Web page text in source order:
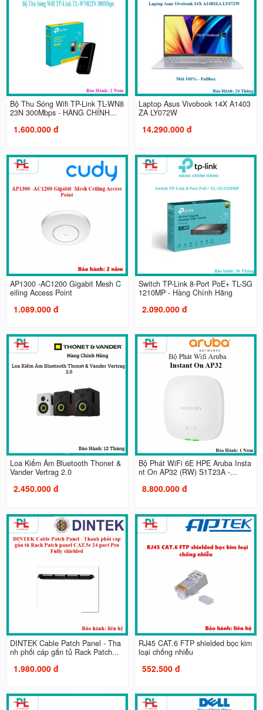
Bộ Thu Sóng Wifi TP-Link TL-WN8
23N 300Mbps - HÀNG CHÍNH...
1.600.000 đ
Laptop Asus Vivobook 14X A1403
ZA LY072W
14.290.000 đ
AP1300 -AC1200 Gigabit Mesh C
eiling Access Point
1.089.000 đ
Switch TP-Link 8-Port PoE+ TL-SG
1210MP - Hàng Chính Hãng
2.090.000 đ
Loa Kiểm Âm Bluetooth Thonet &
Vander Vertrag 2.0
2.450.000 đ
Bộ Phát WiFi 6E HPE Aruba Insta
nt On AP32 (RW) S1T23A -...
8.800.000 đ
DINTEK Cable Patch Panel - Tha
nh phối cáp gắn tủ Rack Patch...
1.980.000 đ
RJ45 CAT.6 FTP shielded bọc kim
loại chống nhiễu
552.500 đ